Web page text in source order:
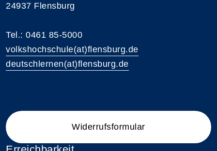
24937 Flensburg
Tel.: 0461 85-5000
volkshochschule(at)flensburg.de
deutschlernen(at)flensburg.de
Widerrufsformular